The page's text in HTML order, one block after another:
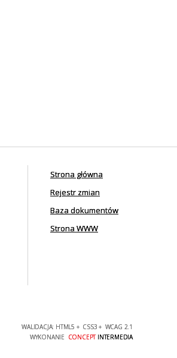
Strona główna
Rejestr zmian
Baza dokumentów
Strona WWW
WALIDACJA: HTML5 + CSS3 + WCAG 2.1
WYKONANIE CONCEPTINTERMEDIA